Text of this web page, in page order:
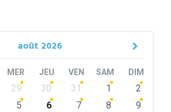
août 2026
MER JEU VEN SAM DIM
29 30 31 1
2
5 6 7 8
9